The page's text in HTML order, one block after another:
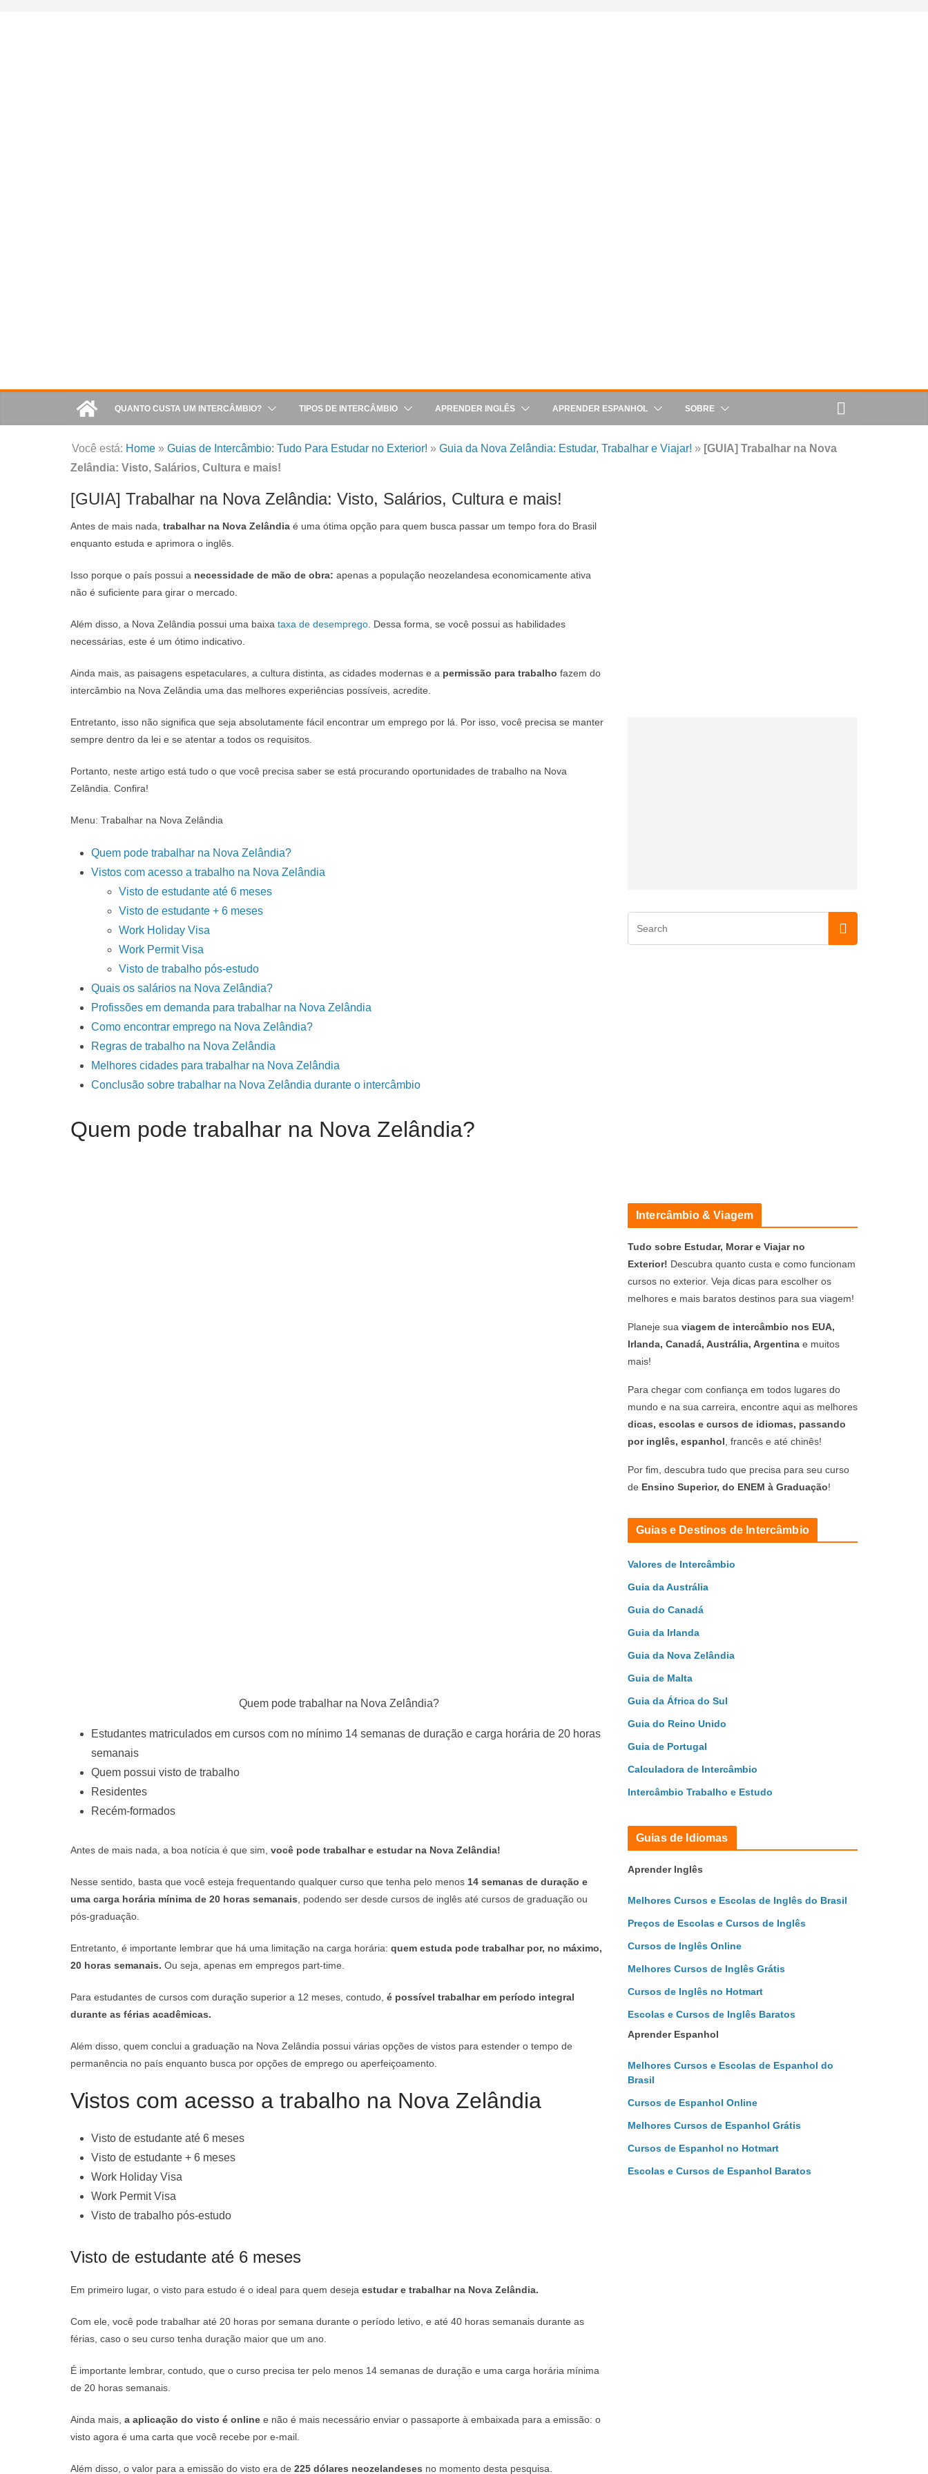
QUANTO CUSTA UM INTERCÂMBIO? TIPOS DE INTERCÂMBIO APRENDER INGLÊS APRENDER ESPANHOL SOBRE
Você está: Home » Guias de Intercâmbio: Tudo Para Estudar no Exterior! » Guia da Nova Zelândia: Estudar, Trabalhar e Viajar! » [GUIA] Trabalhar na Nova
Zelândia: Visto, Salários, Cultura e mais!
[GUIA] Trabalhar na Nova Zelândia: Visto, Salários, Cultura e mais!
Antes de mais nada, trabalhar na Nova Zelândia é uma ótima opção para quem busca passar um tempo fora do Brasil
enquanto estuda e aprimora o inglês.
Isso porque o país possui a necessidade de mão de obra: apenas a população neozelandesa economicamente ativa
não é suficiente para girar o mercado.
Além disso, a Nova Zelândia possui uma baixa taxa de desemprego . Dessa forma, se você possui as habilidades
necessárias, este é um ótimo indicativo.
Ainda mais, as paisagens espetaculares, a cultura distinta, as cidades modernas e a permissão para trabalho fazem do
intercâmbio na Nova Zelândia uma das melhores experiências possíveis, acredite.
Entretanto, isso não significa que seja absolutamente fácil encontrar um emprego por lá. Por isso, você precisa se manter
sempre dentro da lei e se atentar a todos os requisitos.
Portanto, neste artigo está tudo o que você precisa saber se está procurando oportunidades de trabalho na Nova
Zelândia. Confira!
Menu: Trabalhar na Nova Zelândia
Quem pode trabalhar na Nova Zelândia?
Vistos com acesso a trabalho na Nova Zelândia
Visto de estudante até 6 meses
Visto de estudante + 6 meses
Work Holiday Visa
Work Permit Visa
Visto de trabalho pós-estudo
Quais os salários na Nova Zelândia?
Profissões em demanda para trabalhar na Nova Zelândia
Como encontrar emprego na Nova Zelândia?
Regras de trabalho na Nova Zelândia
Melhores cidades para trabalhar na Nova Zelândia
Conclusão sobre trabalhar na Nova Zelândia durante o intercâmbio
Quem pode trabalhar na Nova Zelândia?
Quem pode trabalhar na Nova Zelândia?
Estudantes matriculados em cursos com no mínimo 14 semanas de duração e carga horária de 20 horas
semanais
Quem possui visto de trabalho
Residentes
Recém-formados
Antes de mais nada, a boa notícia é que sim, você pode trabalhar e estudar na Nova Zelândia!
Nesse sentido, basta que você esteja frequentando qualquer curso que tenha pelo menos 14 semanas de duração e
uma carga horária mínima de 20 horas semanais , podendo ser desde cursos de inglês até cursos de graduação ou
pós-graduação.
Entretanto, é importante lembrar que há uma limitação na carga horária: quem estuda pode trabalhar por, no máximo,
20 horas semanais. Ou seja, apenas em empregos part-time.
Para estudantes de cursos com duração superior a 12 meses, contudo, é possível trabalhar em período integral
durante as férias acadêmicas.
Além disso, quem conclui a graduação na Nova Zelândia possui várias opções de vistos para estender o tempo de
permanência no país enquanto busca por opções de emprego ou aperfeiçoamento.
Vistos com acesso a trabalho na Nova Zelândia
Visto de estudante até 6 meses
Visto de estudante + 6 meses
Work Holiday Visa
Work Permit Visa
Visto de trabalho pós-estudo
Visto de estudante até 6 meses
Em primeiro lugar, o visto para estudo é o ideal para quem deseja estudar e trabalhar na Nova Zelândia.
Com ele, você pode trabalhar até 20 horas por semana durante o período letivo, e até 40 horas semanais durante as
férias, caso o seu curso tenha duração maior que um ano.
É importante lembrar, contudo, que o curso precisa ter pelo menos 14 semanas de duração e uma carga horária mínima
de 20 horas semanais.
Ainda mais, a aplicação do visto é online e não é mais necessário enviar o passaporte à embaixada para a emissão: o
visto agora é uma carta que você recebe por e-mail.
Além disso, o valor para a emissão do visto era de 225 dólares neozelandeses no momento desta pesquisa.
Intercâmbio & Viagem
Tudo sobre Estudar, Morar e Viajar no
Exterior! Descubra quanto custa e como funcionam
cursos no exterior. Veja dicas para escolher os
melhores e mais baratos destinos para sua viagem!
Planeje sua viagem de intercâmbio nos EUA,
Irlanda, Canadá, Austrália, Argentina e muitos
mais!
Para chegar com confiança em todos lugares do
mundo e na sua carreira, encontre aqui as melhores
dicas, escolas e cursos de idiomas, passando
por inglês, espanhol , francês e até chinês!
Por fim, descubra tudo que precisa para seu curso
de Ensino Superior, do ENEM à Graduação!
Guias e Destinos de Intercâmbio
Valores de Intercâmbio
Guia da Austrália
Guia do Canadá
Guia da Irlanda
Guia da Nova Zelândia
Guia de Malta
Guia da África do Sul
Guia do Reino Unido
Guia de Portugal
Calculadora de Intercâmbio
Intercâmbio Trabalho e Estudo
Guias de Idiomas
Aprender Inglês
Melhores Cursos e Escolas de Inglês do Brasil
Preços de Escolas e Cursos de Inglês
Cursos de Inglês Online
Melhores Cursos de Inglês Grátis
Cursos de Inglês no Hotmart
Escolas e Cursos de Inglês Baratos
Aprender Espanhol
Melhores Cursos e Escolas de Espanhol do
Brasil
Cursos de Espanhol Online
Melhores Cursos de Espanhol Grátis
Cursos de Espanhol no Hotmart
Escolas e Cursos de Espanhol Baratos